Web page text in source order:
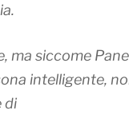
ma siccome
intelligente,
di